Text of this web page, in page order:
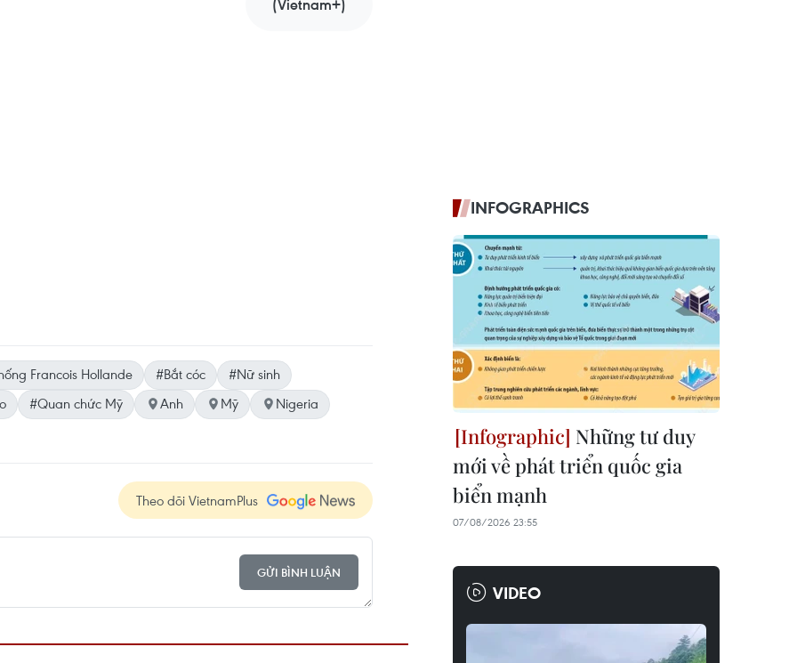
(Vietnam+)
Francois Hollande #Bắt cóc
#Nữ sinh
#Quan chức Mỹ Anh Mỹ Nigeria
Theo dõi VietnamPlus
GỬI BÌNH LUẬN
INFOGRAPHICS
Những tư duy
mới về phát triển quốc gia
biển mạnh
07/08/2026 23:55
VIDEO